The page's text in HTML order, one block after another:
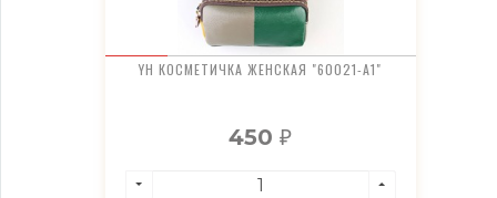
YH КОСМЕТИЧКА ЖЕНСКАЯ "60021-A1"
450₽